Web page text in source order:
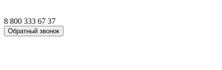
8 800 333 67 37
Обратный звонок